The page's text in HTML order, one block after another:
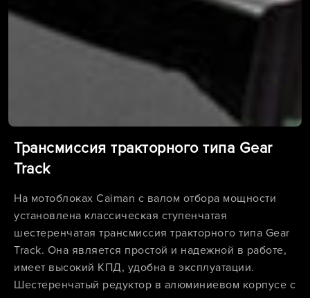
Трансмиссия тракторного типа Gear
Track
На мотоблоках Caiman с валом отбора мощности
установлена классическая ступенчатая
шестеренчатая трансмиссия тракторного типа Gear
Track. Она является простой и надежной в работе,
имеет высокий КПД, удобна в эксплуатации.
Шестеренчатый редуктор в алюминиевом корпусе с